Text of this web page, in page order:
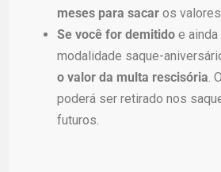
meses para sacar os
Se você for demitido e
modalidade saque-
o valor da multa rescisória .
poderá ser retirado nos
futuros.